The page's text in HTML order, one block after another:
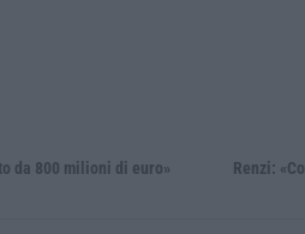
Sarebbe delittuoso vannaccizzare la